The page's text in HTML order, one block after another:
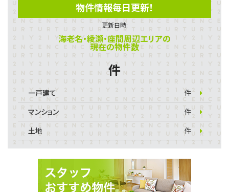
物件情報毎日更新！
更新日時:
海老名・綾瀬・座間周辺エリアの
現在の物件数
件
一戸建て
件
マンション
件
土地
件